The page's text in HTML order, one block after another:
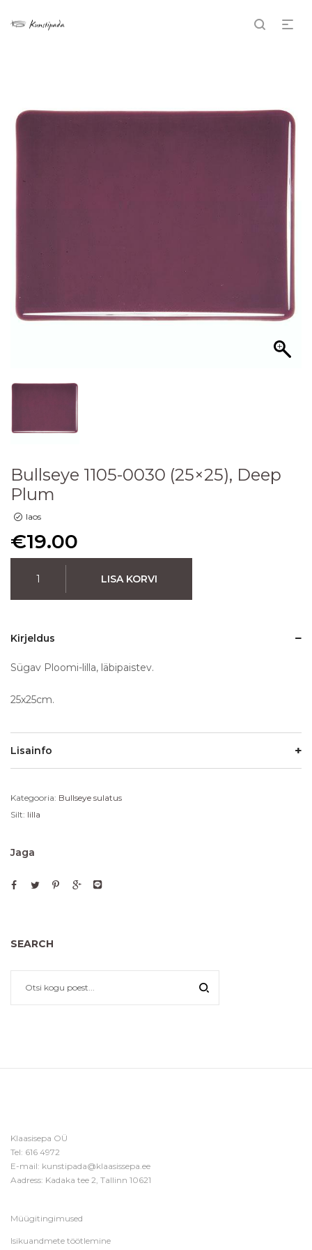
Bullseye 1105-0030 (25×25), Deep
Plum
laos
€19.00
LISA KORVI
Kirjeldus
Sügav Ploomi-lilla, läbipaistev.
25x25cm.
Lisainfo
Kategooria: Bullseye sulatus
Silt: lilla
Jaga
SEARCH
Klaasisepa OÜ
Tel: 616 4972
E-mail: kunstipada@klaasissepa.ee
Aadress: Kadaka tee 2, Tallinn 10621
Müügitingimused
Isikuandmete töötlemine